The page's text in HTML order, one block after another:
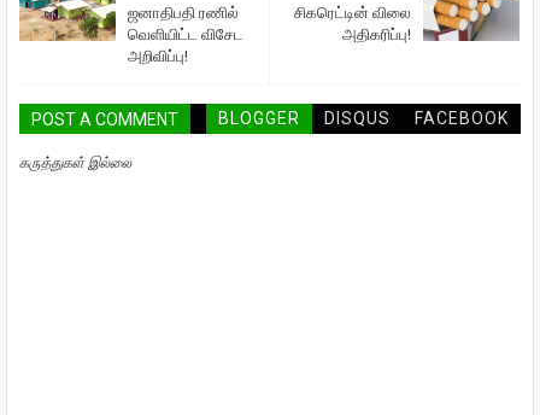
சிகரெட்டின் விலை
அதிகரிப்பு!
ஜனாதிபதி ரணில்
வெளியிட்ட விசேட
அறிவிப்பு!
POST A COMMENT BLOGGER DISQUS FACEBOOK
கருத்துகள் இல்லை